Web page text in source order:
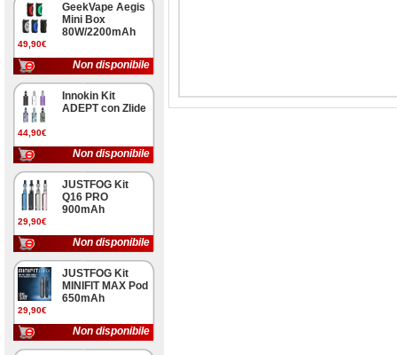
49,90€
GeekVape Aegis
Mini Box
80W/2200mAh
Non disponibile
44,90€
Innokin Kit
ADEPT con Zlide
Non disponibile
29,90€
JUSTFOG Kit
Q16 PRO
900mAh
Non disponibile
29,90€
JUSTFOG Kit
MINIFIT MAX Pod
650mAh
Non disponibile